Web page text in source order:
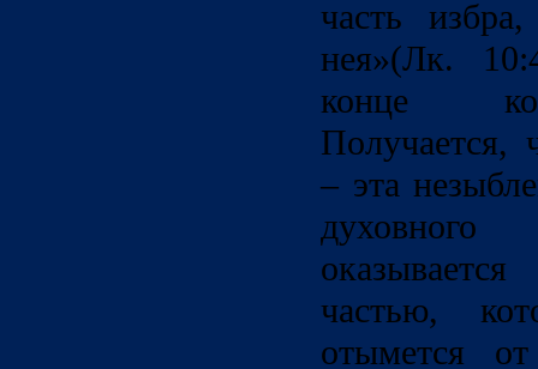
часть
нея»(Лк.
конце
Получается,
– эта
частью,
отымется